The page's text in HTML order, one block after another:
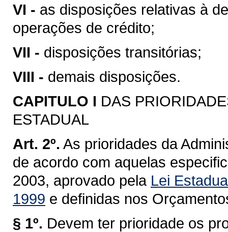
VI - as disposições relativas à
operações de crédito;
VII - disposições transitórias;
VIII - demais disposições.
CAPITULO I DAS
ESTADUAL
Art. 2º. As prioridades da
de acordo com aquelas
2003, aprovado pela Lei
1999 e definidas nos
§ 1º. Devem ter prioridade os